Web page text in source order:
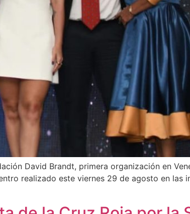
David Brandt, primera organización en
realizado este viernes 29 de agosto en las